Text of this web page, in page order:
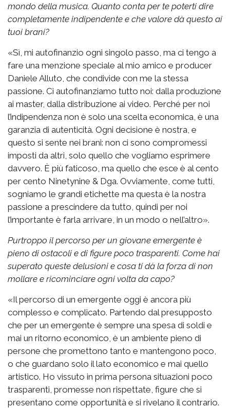
mondo della musica. Quanto conta per te poterti dire
completamente indipendente e che valore dà questo ai
tuoi brani?
«Sì, mi autofinanzio ogni singolo passo, ma ci tengo a
fare una menzione speciale al mio amico e producer
Daniele Alluto, che condivide con me la stessa
passione. Ci autofinanziamo tutto noi: dalla produzione
ai master, dalla distribuzione ai video. Perché per noi
l’indipendenza non è solo una scelta economica, è una
garanzia di autenticità. Ogni decisione è nostra, e
questo si sente nei brani: non ci sono compromessi
imposti da altri, solo quello che vogliamo esprimere
davvero. È più faticoso, ma quello che esce è al cento
per cento Ninetynine & Dga. Ovviamente, come tutti,
sogniamo le grandi etichette ma questa è la nostra
passione a prescindere da tutto, quindi per noi
l’importante è farla arrivare, in un modo o nell’altro».
Purtroppo il percorso per un giovane emergente è
pieno di ostacoli e di figure poco trasparenti. Come hai
superato queste delusioni e cosa ti dà la forza di non
mollare e ricominciare ogni volta da capo?
«Il percorso di un emergente oggi è ancora più
complesso e complicato. Partendo dal presupposto
che per un emergente è sempre una spesa di soldi e
mai un ritorno economico, è un ambiente pieno di
persone che promettono tanto e mantengono poco,
o che guardano solo il lato economico e mai quello
artistico. Ho vissuto in prima persona situazioni poco
trasparenti, promesse non rispettate, figure che si
presentano come opportunità e si rivelano il contrario.